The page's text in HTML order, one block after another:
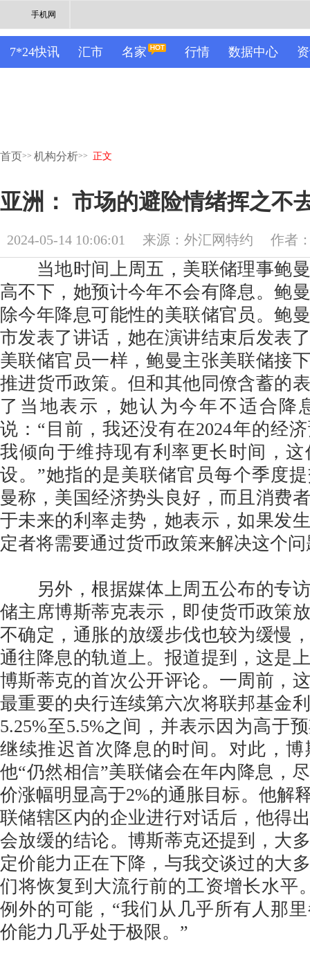
手机网
7*24快讯 汇市 名家 行情 数据中心
首页>> 机构分析>> 正文
亚洲： 市场的避险情绪挥之不
2024-05-14 10:06:01 来源：外汇网特约 作者
当地时间上周五，美联储理事鲍曼
高不下，她预计今年不会有降息。鲍
除今年降息可能性的美联储官员。鲍
市发表了讲话，她在演讲结束后发表
美联储官员一样，鲍曼主张美联储接
推进货币政策。但和其他同僚含蓄的
了当地表示，她认为今年不适合降
说：“目前，我还没有在2024年的经
我倾向于维持现有利率更长时间，
设。”她指的是美联储官员每个季度
曼称，美国经济势头良好，而且消费
于未来的利率走势，她表示，如果发
定者将需要通过货币政策来解决这个
另外，根据媒体上周五公布的专访
储主席博斯蒂克表示，即使货币政策
不确定，通胀的放缓步伐也较为缓慢
通往降息的轨道上。报道提到，这是
博斯蒂克的首次公开评论。一周前，
最重要的央行连续第六次将联邦基金
5.25%至5.5%之间，并表示因为高于
继续推迟首次降息的时间。对此，
他“仍然相信”美联储会在年内降息，
价涨幅明显高于2%的通胀目标。他解
联储辖区内的企业进行对话后，他得
会放缓的结论。博斯蒂克还提到，大
定价能力正在下降，与我交谈过的大
们将恢复到大流行前的工资增长水平
例外的可能，“我们从几乎所有人那
价能力几乎处于极限。”